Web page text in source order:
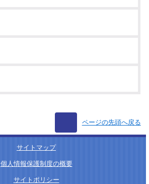
ページの先頭へ戻る
サイトマップ
個人情報保護制度の概要
サイトポリシー